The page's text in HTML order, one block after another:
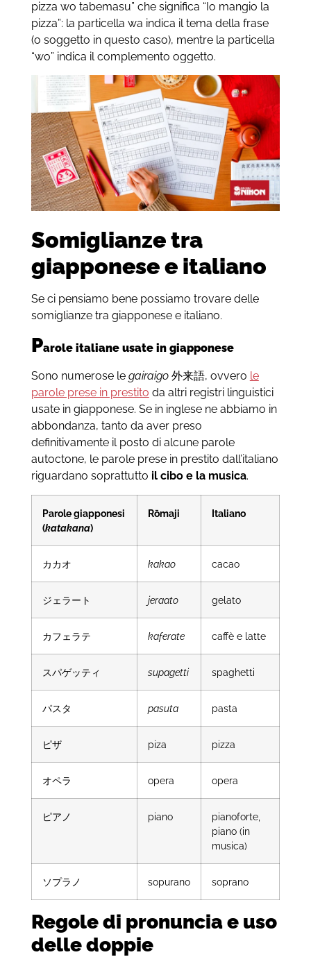
pizza wo tabemasu” che significa “Io mangio la
pizza”: la particella wa indica il tema della frase
(o soggetto in questo caso), mentre la particella
“wo” indica il complemento oggetto.
Somiglianze tra
giapponese e italiano
Se ci pensiamo bene possiamo trovare delle
somiglianze tra giapponese e italiano.
Parole italiane usate in giapponese
Sono numerose le gairaigo 外来語, ovvero le
parole prese in prestito da altri registri linguistici
usate in giapponese. Se in inglese ne abbiamo in
abbondanza, tanto da aver preso
definitivamente il posto di alcune parole
autoctone, le parole prese in prestito dall’italiano
riguardano soprattutto il cibo e la musica.
Parole giapponesi
(katakana)
Rōmaji Italiano
カカオ kakao cacao
ジェラート jeraato gelato
カフェラテ kaferate caffè e latte
スパゲッティ supagetti spaghetti
パスタ pasuta pasta
ピザ piza pizza
オペラ opera opera
ピアノ piano
pianoforte,
piano (in
musica)
ソプラノ sopurano soprano
Regole di pronuncia e uso
delle doppie